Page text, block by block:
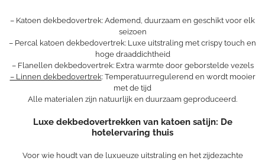
– Katoen dekbedovertrek: Ademend, duurzaam en geschikt voor elk
seizoen
– Percal katoen dekbedovertrek: Luxe uitstraling met crispy touch en
hoge draaddichtheid
– Flanellen dekbedovertrek: Extra warmte door geborstelde vezels
– Linnen dekbedovertrek: Temperatuurregulerend en wordt mooier
met de tijd
Alle materialen zijn natuurlijk en duurzaam geproduceerd.
Luxe dekbedovertrekken van katoen satijn: De
hotelervaring thuis
Voor wie houdt van de luxueuze uitstraling en het zijdezachte